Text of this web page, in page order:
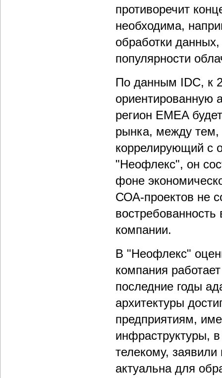
противоречит
необходима,
обработки
популярности
По данным IDC, к
ориентированную
регион EMEA
рынка, между тем,
коррелирующий с
"Неофлекс", он
фоне
СОА-проектов не
компании.
В "Неофлекс"
компания
последние годы
архитектуры
предприятиям,
инфраструктуры,
телекому,
актуальна для